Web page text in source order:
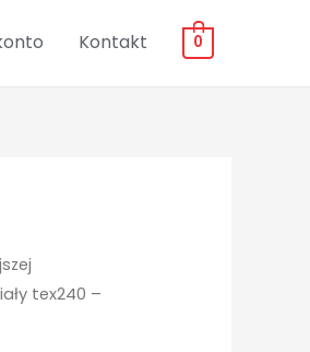
Kontakt 0
tex240 –